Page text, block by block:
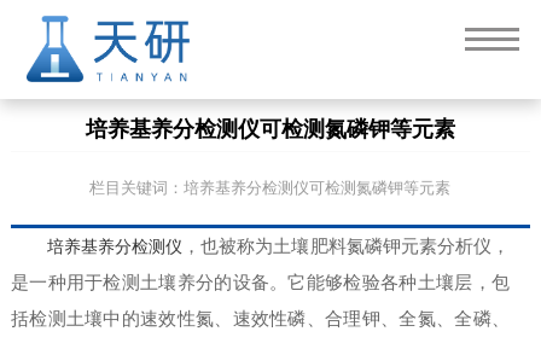
培养基养分检测仪可检测氮磷钾等元素
栏目关键词：培养基养分检测仪可检测氮磷钾等元素
培养基养分检测仪 ，也被称为土壤肥料氮磷钾元素分析仪，
是一种用于检测土壤养分的设备。它能够检验各种土壤层，包
括检测土壤中的速效性氮、速效性磷、合理钾、全氮、全磷、